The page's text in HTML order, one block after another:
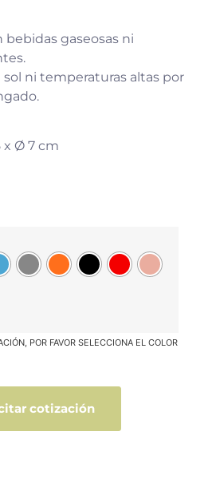
bebidas gaseosas ni
sol ni temperaturas altas por
x Ø 7 cm
cotización